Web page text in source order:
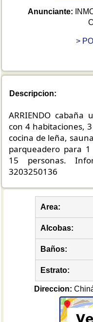
Anunciante:
>
Descripcion:
ARRIENDO cabaña
con 4 habitaciones,
cocina de leña,
parqueadero para
15 personas.
3203250136
Area:
Alcobas:
Baños:
Estrato:
Direccion: